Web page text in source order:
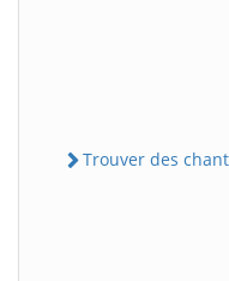
Trouver des